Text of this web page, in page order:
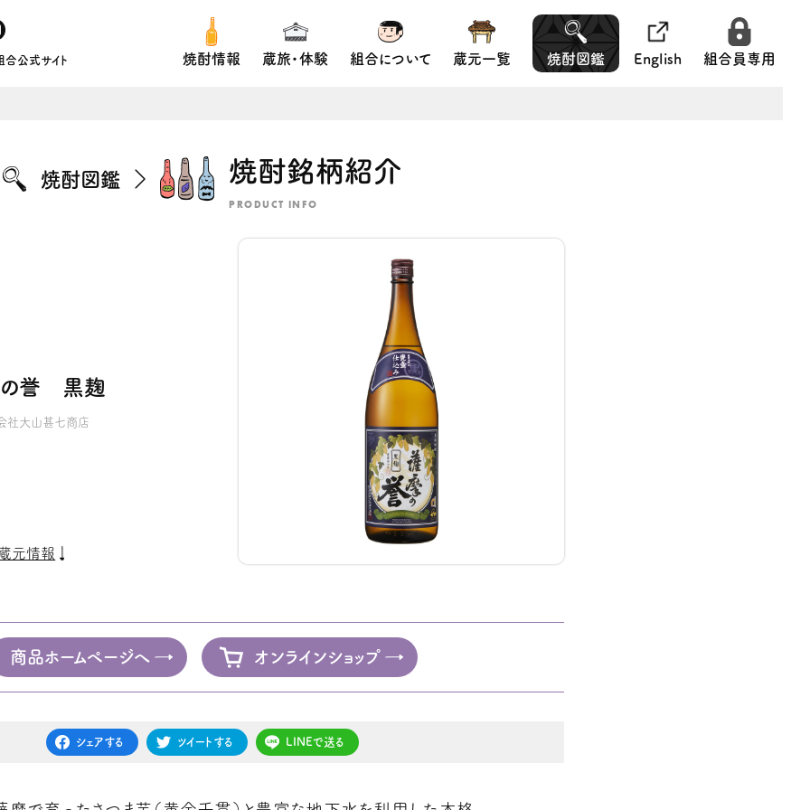
公式サイト 焼酎情報 蔵旅・体験 組合について 蔵元一覧 焼酎図鑑 English 組合員専用
焼酎図鑑 焼酎銘柄紹介
PRODUCT INFO
の誉 黒麹
社大山甚七商店
元情報
商品ホームページへ オンラインショップ
シェアする ツイートする LINEで送る